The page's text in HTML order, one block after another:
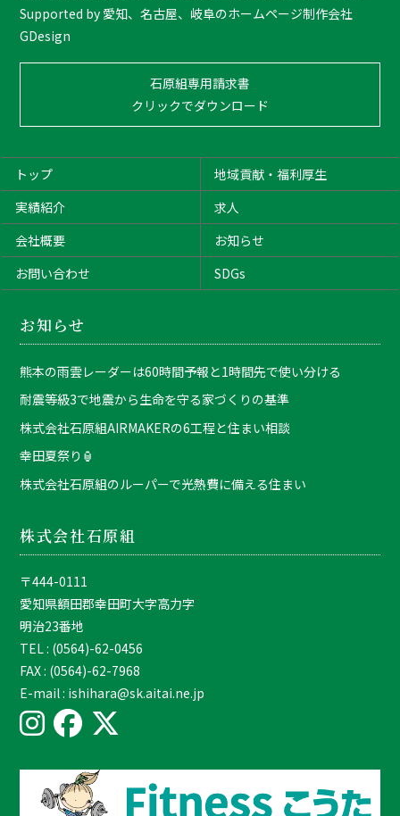
Supported by 愛知、名古屋、岐阜のホームページ制作会社
GDesign
石原組専用請求書
クリックでダウンロード
トップ
地域貢献・福利厚生
実績紹介
求人
会社概要
お知らせ
お問い合わせ
SDGs
お知らせ
熊本の雨雲レーダーは60時間予報と1時間先で使い分ける
耐震等級3で地震から生命を守る家づくりの基準
株式会社石原組AIRMAKERの6工程と住まい相談
幸田夏祭り🏮
株式会社石原組のルーパーで光熱費に備える住まい
株式会社石原組
〒444-0111
愛知県額田郡幸田町大字高力字
明治23番地
TEL : (0564)-62-0456
FAX : (0564)-62-7968
E-mail : ishihara@sk.aitai.ne.jp